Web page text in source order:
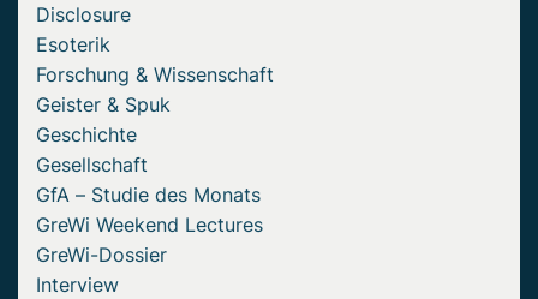
Disclosure
Esoterik
Forschung & Wissenschaft
Geister & Spuk
Geschichte
Gesellschaft
GfA – Studie des Monats
GreWi Weekend Lectures
GreWi-Dossier
Interview